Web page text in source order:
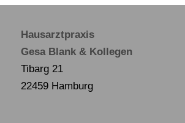
Hausarztpraxis
Gesa Blank & Kollegen
Tibarg 21
22459 Hamburg